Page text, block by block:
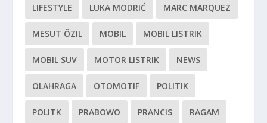
LIFESTYLE LUKA MODRIĆ MARC MARQUEZ
MESUT ÖZIL MOBIL MOBIL LISTRIK
MOBIL SUV MOTOR LISTRIK NEWS
OLAHRAGA OTOMOTIF POLITIK
POLITK PRABOWO PRANCIS RAGAM